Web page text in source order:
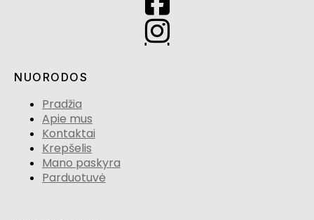
NUORODOS
Pradžia
Apie mus
Kontaktai
Krepšelis
Mano paskyra
Parduotuvė